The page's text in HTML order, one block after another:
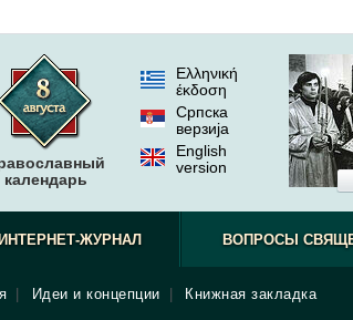
календарь
Ελληνική
έκδοση
Српска
верзиjа
English
version
ИНТЕРНЕТ-ЖУРНАЛ
Идеи и концепции Книжная закладка
ВОПРОСЫ